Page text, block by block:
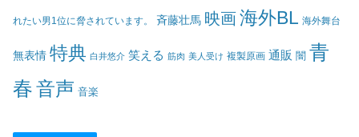
れたい男1位に脅されています。 斉藤壮馬 映画海外BL 海外舞台
無表情 特典 白井悠介 笑える 筋肉 美人受け 複製原画 通販 闇 青
春音声 音楽